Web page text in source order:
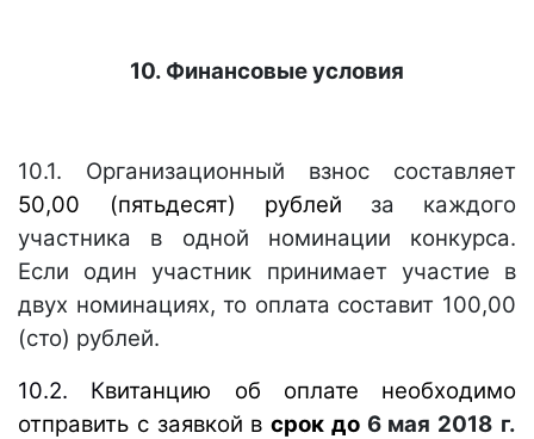
10. Финансовые условия
10.1. Организационный взнос составляет
50,00 (пятьдесят) рублей
за каждого
участника в одной номинации конкурса.
Если один участник принимает участие в
двух номинациях, то оплата составит 100,00
(сто) рублей.
10.2. Квитанцию об оплате необходимо
отправить с заявкой всрок до 6 мая 2018 г.